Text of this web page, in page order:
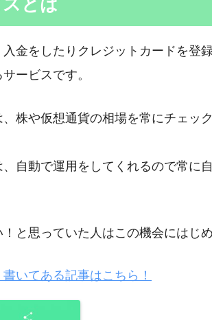
とは
金をしたりクレジットカードを登
ービスです。
株や仮想通貨の相場を常にチェッ
自動で運用をしてくれるので常に
と思っていた人はこの機会にはじ
いてある記事はこちら！